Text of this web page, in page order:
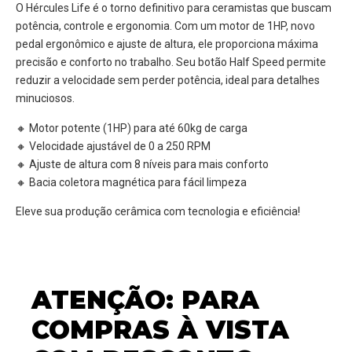
O Hércules Life é o torno definitivo para ceramistas que buscam
potência, controle e ergonomia. Com um motor de 1HP, novo
pedal ergonômico e ajuste de altura, ele proporciona máxima
precisão e conforto no trabalho. Seu botão Half Speed permite
reduzir a velocidade sem perder potência, ideal para detalhes
minuciosos.
🔸 Motor potente (1HP) para até 60kg de carga
🔸 Velocidade ajustável de 0 a 250 RPM
🔸 Ajuste de altura com 8 níveis para mais conforto
🔸 Bacia coletora magnética para fácil limpeza
Eleve sua produção cerâmica com tecnologia e eficiência!
ATENÇÃO: PARA
COMPRAS À VISTA